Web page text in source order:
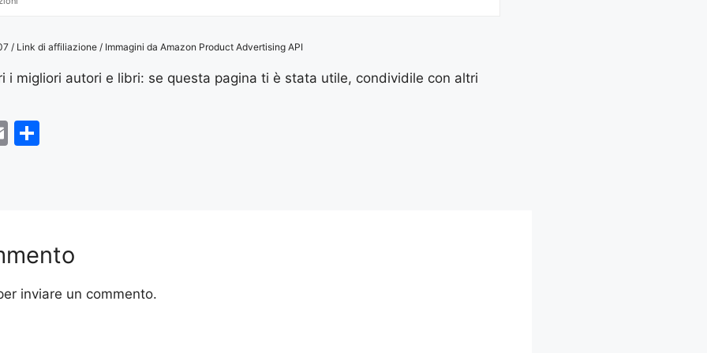
/ Link di affiliazione / Immagini da Amazon Product Advertising API
i migliori autori e libri: se questa pagina ti è stata utile, condividile con altri
E
inviare un commento.